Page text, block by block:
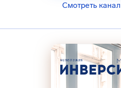
Смотреть